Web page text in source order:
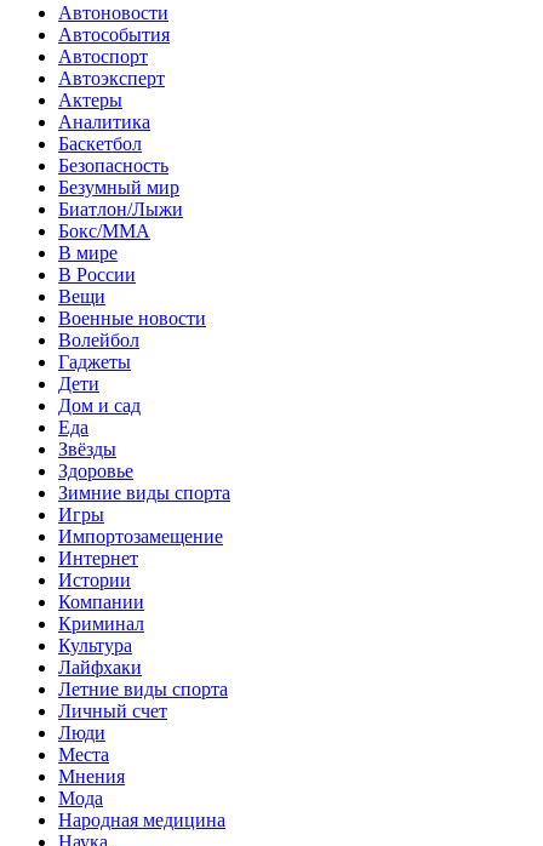
Автоновости
Автособытия
Автоспорт
Автоэксперт
Актеры
Аналитика
Баскетбол
Безопасность
Безумный мир
Биатлон/Лыжи
Бокс/MMA
В мире
В России
Вещи
Военные новости
Волейбол
Гаджеты
Дети
Дом и сад
Еда
Звёзды
Здоровье
Зимние виды спорта
Игры
Импортозамещение
Интернет
Истории
Компании
Криминал
Культура
Лайфхаки
Летние виды спорта
Личный счет
Люди
Места
Мнения
Мода
Народная медицина
Наука